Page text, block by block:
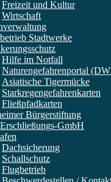
Freizeit und Kultur
Wirtschaft
Stadtwerke
Hilfe im Notfall
Naturengefahrenportal
Asiatische Tigermücke
Starkregengefahrenkarten
Fließpfadkarten
Bürgerstiftung
GmbH
Dachsicherung
Schallschutz
Flugbetrieb